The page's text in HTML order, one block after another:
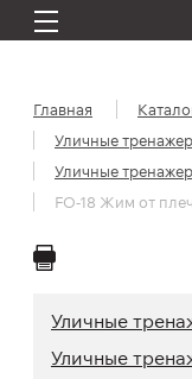
Главная
Уличные
Уличные
FO-18 Жим от
Уличные
Уличные